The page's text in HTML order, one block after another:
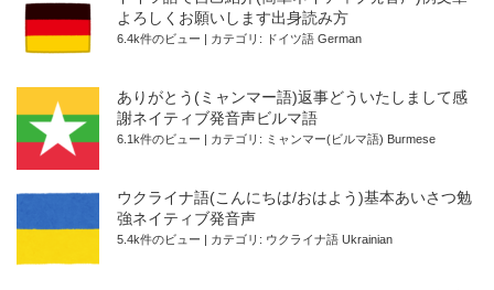
よろしくお願いします出身読み方
6.4k件のビュー | カテゴリ: ドイツ語 German
ありがとう(ミャンマー語)返事どういたしまして感
謝ネイティブ発音声ビルマ語
6.1k件のビュー | カテゴリ: ミャンマー(ビルマ語) Burmese
ウクライナ語(こんにちは/おはよう)基本あいさつ勉
強ネイティブ発音声
5.4k件のビュー | カテゴリ: ウクライナ語 Ukrainian